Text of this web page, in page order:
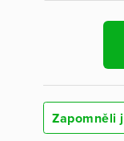
Zapomněli